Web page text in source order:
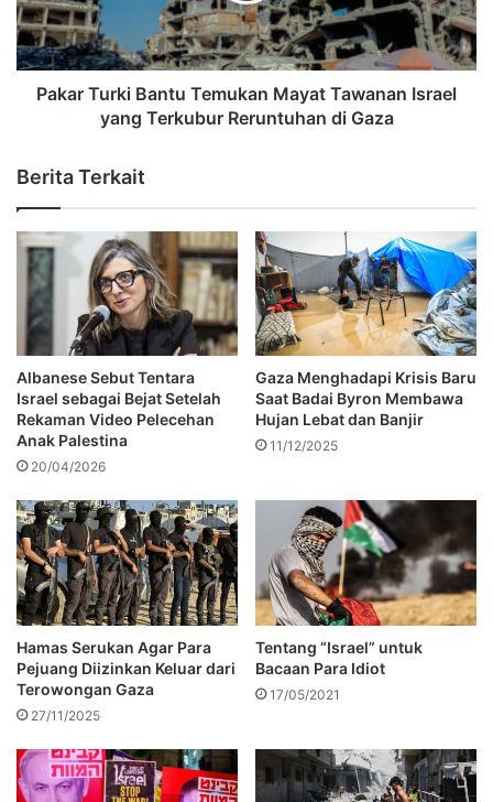
Pakar Turki Bantu Temukan Mayat Tawanan Israel
yang Terkubur Reruntuhan di Gaza
Berita Terkait
Albanese Sebut Tentara
Israel sebagai Bejat Setelah
Rekaman Video Pelecehan
Anak Palestina
20/04/2026
Gaza Menghadapi Krisis Baru
Saat Badai Byron Membawa
Hujan Lebat dan Banjir
11/12/2025
Hamas Serukan Agar Para
Pejuang Diizinkan Keluar dari
Terowongan Gaza
27/11/2025
Tentang “Israel” untuk
Bacaan Para Idiot
17/05/2021